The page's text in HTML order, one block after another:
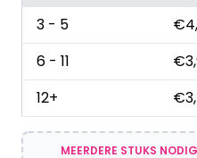
3 - 5
€
6 - 11
€
12+
€
MEERDERE STUKS